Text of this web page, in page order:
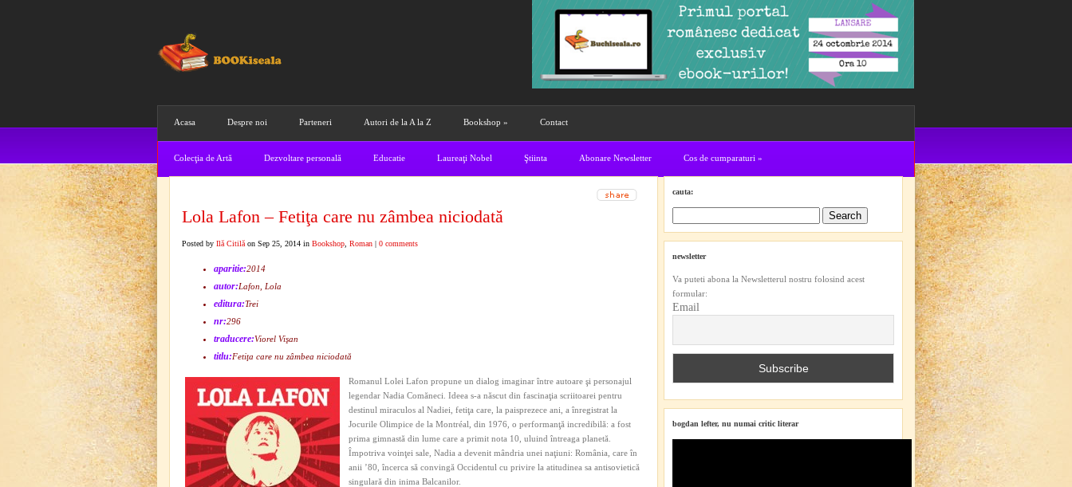
Acasa Despre noi Parteneri Autori de la A la Z Bookshop » Contact
Colecţia de Artă Dezvoltare personală Educatie Laureaţi Nobel Ştiinta Abonare Newsletter Cos de cumparaturi »
Lola Lafon – Fetiţa care nu zâmbea niciodată
Posted by Ilă Citilă on Sep 25, 2014 in Bookshop Roman | 0 comments
aparitie:2014
autor:Lafon, Lola
editura:Trei
nr:296
traducere:Viorel Vişan
titlu:Fetiţa care nu zâmbea niciodată
Romanul Lolei Lafon propune un dialog imaginar între autoare şi personajul
legendar Nadia Comăneci. Ideea s-a născut din fascinaţia scriitoarei pentru
destinul miraculos al Nadiei, fetiţa care, la paisprezece ani, a înregistrat la
Jocurile Olimpice de la Montréal, din 1976, o performanţă incredibilă: a fost
prima gimnastă din lume care a primit nota 10, uluind întreaga planetă.
Împotriva voinţei sale, Nadia a devenit mândria unei naţiuni: România, care în
anii ’80, încerca să convingă Occidentul cu privire la atitudinea sa antisovietică
singulară din inima Balcanilor.
cauta:
newsletter
Va puteti abona la Newsletterul nostru folosind acest
formular:
Email
bogdan lefter, nu numai critic literar